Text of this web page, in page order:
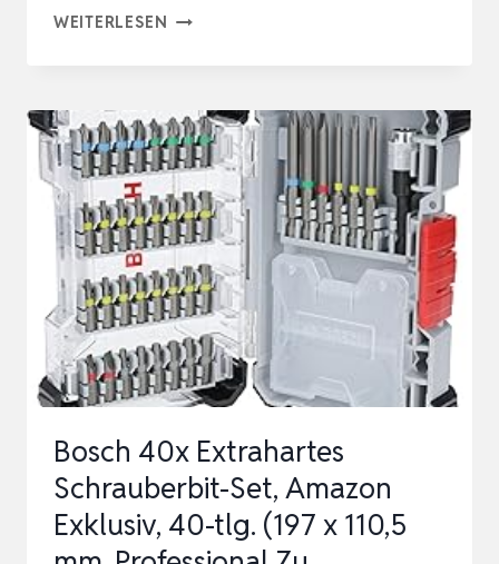
WEITERLESEN BOSCH
HARD
SCHRAUBERBIT-
SET,
43‑TLG.
(197
X
110,5
MM,
PROFESSIONAL
SCHRAUBEN…
Bosch 40x Extrahartes
Schrauberbit-Set, Amazon
Exklusiv, 40-tlg. (197 x 110,5